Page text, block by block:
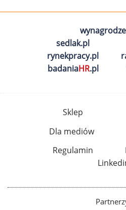
sedlak.pl
rynekpracy.pl
badaniaHR.pl
Sklep
Dla mediów
Regulamin